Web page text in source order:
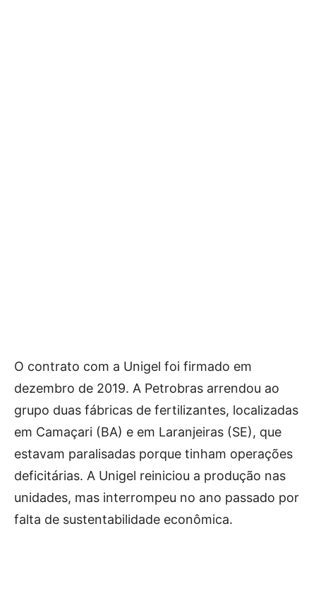
O contrato com a Unigel foi firmado em
dezembro de 2019. A Petrobras arrendou ao
grupo duas fábricas de fertilizantes, localizadas
em Camaçari (BA) e em Laranjeiras (SE), que
estavam paralisadas porque tinham operações
deficitárias. A Unigel reiniciou a produção nas
unidades, mas interrompeu no ano passado por
falta de sustentabilidade econômica.